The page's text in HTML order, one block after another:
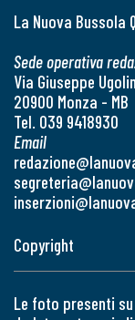
La Nuova Bussola
Sede operativa
Via Giuseppe
20900 Monza - MB
Tel. 039 9418930
Email
Copyright
Le foto presenti